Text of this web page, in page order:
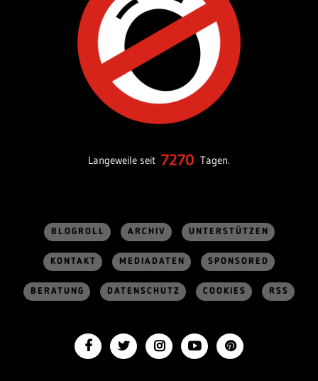
Langeweile seit 7270 Tagen.
BLOGROLL ARCHIV UNTERSTÜTZEN
KONTAKT MEDIADATEN SPONSORED
BERATUNG DATENSCHUTZ COOKIES RSS